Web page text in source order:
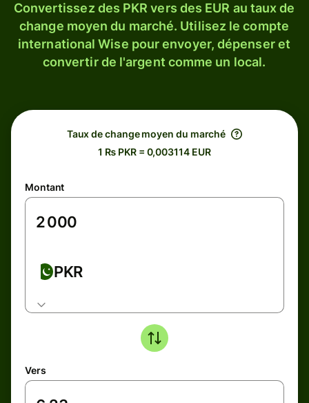
Convertissez des PKR vers des EUR au taux de
change moyen du marché. Utilisez le compte
international Wise pour envoyer, dépenser et
convertir de l'argent comme un local.
Taux de change moyen du marché
1 ₨ PKR = 0,003114 EUR
Montant
PKR
Vers